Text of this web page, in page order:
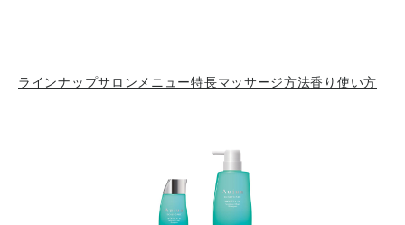
ラインナップサロンメニュー特長マッサージ方法香り 使い方